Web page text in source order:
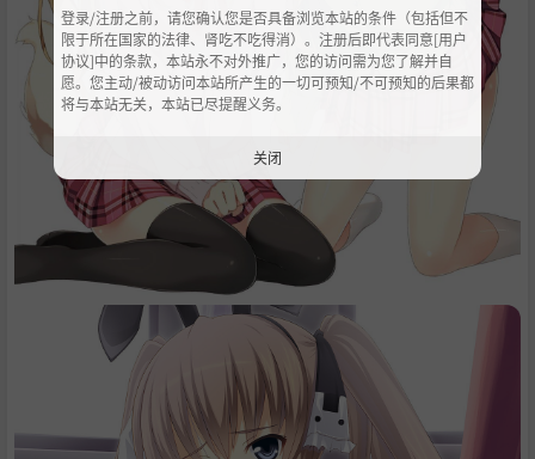
登录/注册之前，请您确认您是否具备浏览本站的条件（包括但不
限于所在国家的法律、肾吃不吃得消）。注册后即代表同意[用户
协议]中的条款，本站永不对外推广，您的访问需为您了解并自
愿。您主动/被动访问本站所产生的一切可预知/不可预知的后果都
将与本站无关，本站已尽提醒义务。
关闭